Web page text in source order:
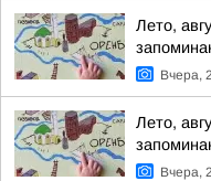
Лето,
Вчера,
Лето,
Вчера,